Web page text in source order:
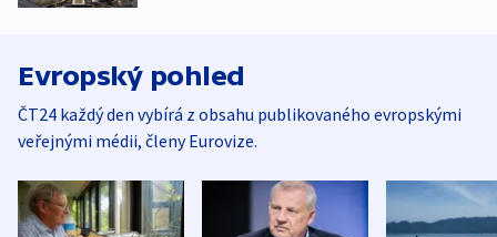
Evropský pohled
ČT24 každý den vybírá z obsahu publikovaného evropskými
veřejnými médii, členy Eurovize.